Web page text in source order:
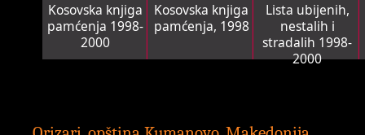
Kosovska knjiga
pamćenja 1998-
2000
Kosovska knjiga
pamćenja, 1998
Lista ubijenih,
nestalih i
stradalih 1998-
2000